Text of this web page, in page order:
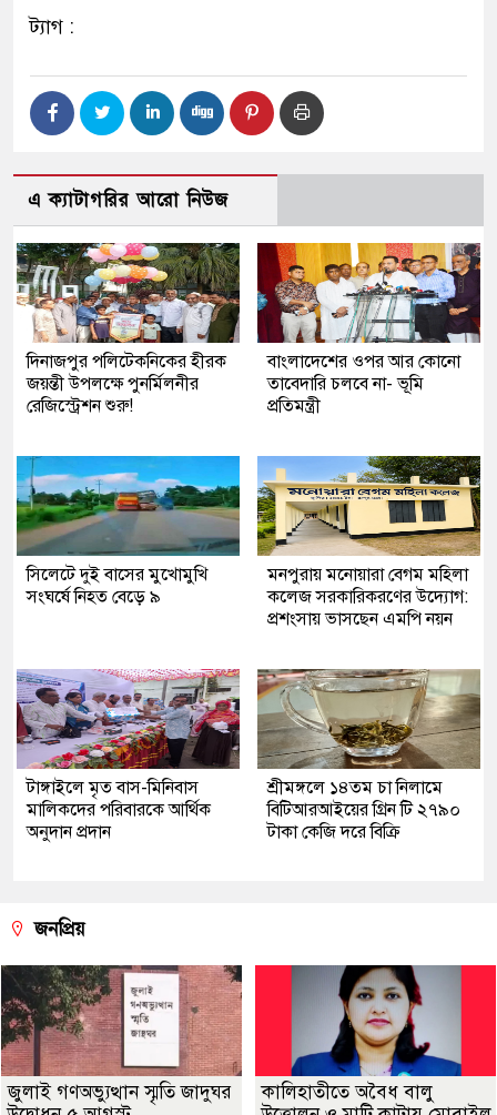
ট্যাগ :
এ ক্যাটাগরির আরো নিউজ
দিনাজপুর পলিটেকনিকের হীরক
জয়ন্তী উপলক্ষে পুনর্মিলনীর
রেজিস্ট্রেশন শুরু!
বাংলাদেশের ওপর আর কোনো
তাবেদারি চলবে না- ভূমি
প্রতিমন্ত্রী
সিলেটে দুই বাসের মুখোমুখি
সংঘর্ষে নিহত বেড়ে ৯
মনপুরায় মনোয়ারা বেগম মহিলা
কলেজ সরকারিকরণের উদ্যোগ:
প্রশংসায় ভাসছেন এমপি নয়ন
টাঙ্গাইলে মৃত বাস-মিনিবাস
মালিকদের পরিবারকে আর্থিক
অনুদান প্রদান
শ্রীমঙ্গলে ১৪তম চা নিলামে
বিটিআরআইয়ের গ্রিন টি ২৭৯০
টাকা কেজি দরে বিক্রি
জনপ্রিয়
জুলাই গণঅভ্যুত্থান স্মৃতি জাদুঘর
কালিহাতীতে অবৈধ বালু